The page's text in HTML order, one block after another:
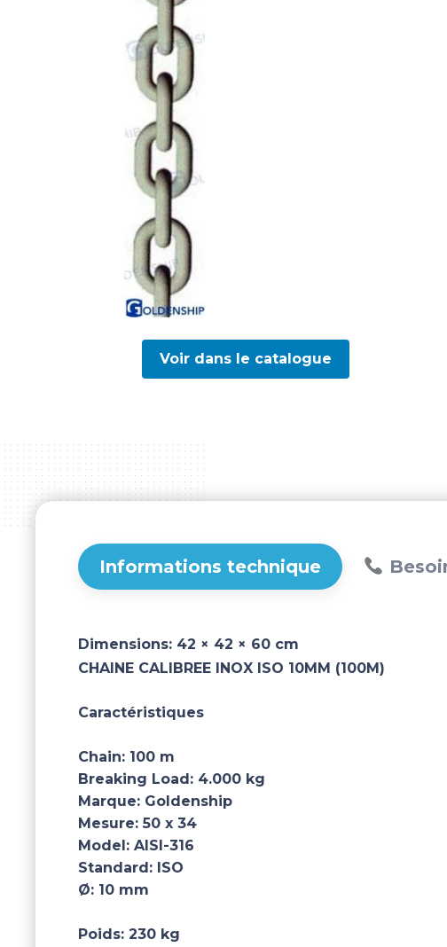
Voir dans le catalogue
Informations technique
Dimensions: 42 × 42 × 60 cm
CHAINE CALIBREE INOX ISO 10MM (100M)
Caractéristiques
Chain: 100 m
Breaking Load: 4.000 kg
Marque: Goldenship
Mesure: 50 x 34
Model: AISI-316
Standard: ISO
Ø: 10 mm
Poids: 230 kg